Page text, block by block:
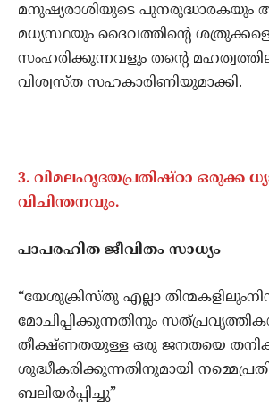
മനുഷ്യരാശിയുടെ പുനരുദ്ധാരകയും
മധ്യസ്ഥയും ദൈവത്തിന്റെ
സംഹരിക്കുന്നവളും തന്റെ
വിശ്വസ്ത സഹകാരിണിയുമാക്കി.
3. വിമലഹൃദയപ്രതിഷ്ഠാ ഒരുക്ക
വിചിന്തനവും.
പാപരഹിത ജീവിതം സാധ്യം
“യേശുക്രിസ്തു എല്ലാ
മോചിപ്പിക്കുന്നതിനും
തീക്ഷ്ണതയുള്ള ഒരു ജനതയെ
ശുദ്ധീകരിക്കുന്നതിനുമായി
ബലിയർപ്പിച്ചു”